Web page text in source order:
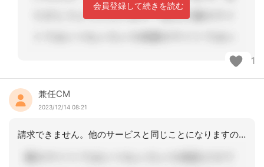
会員登録して続きを読む
1
兼任CM
2023/12/14 08:21
請求できません。他のサービスと同じことになりますので、担当者に連絡をして、月遅れ